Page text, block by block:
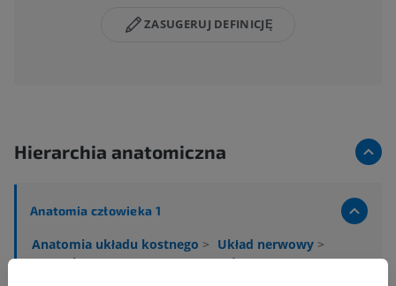
ZASUGERUJ DEFINICJĘ
Hierarchia anatomiczna
Anatomia człowieka 1
Anatomia układu kostnego > Układ nerwowy >
Centralny system nerwowy> Mózg>